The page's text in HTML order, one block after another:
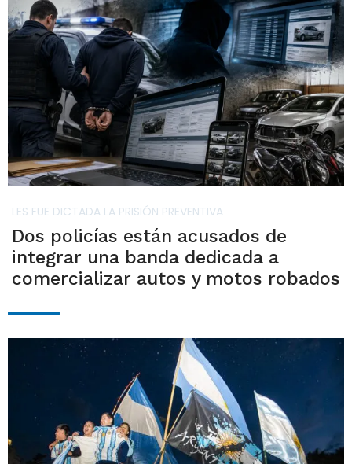
LES FUE DICTADA LA PRISIÓN PREVENTIVA
Dos policías están acusados de
integrar una banda dedicada a
comercializar autos y motos robados